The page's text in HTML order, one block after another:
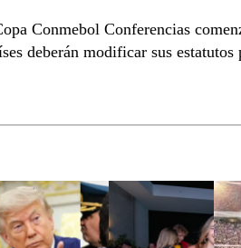
Conmebol Conferencias
deberán modificar sus